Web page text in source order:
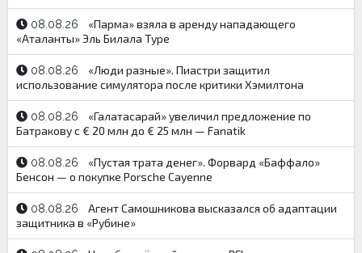
08.08.26
«Парма» взяла в аренду нападающего
«Аталанты» Эль Билала Туре
08.08.26
«Люди разные». Пиастри защитил
использование симулятора после критики Хэмилтона
08.08.26
«Галатасарай» увеличил предложение по
Батракову с € 20 млн до € 25 млн — Fanatik
08.08.26
«Пустая трата денег». Форвард «Баффало»
Бенсон — о покупке Porsche Cayenne
08.08.26
Агент Самошникова высказался об адаптации
защитника в «Рубине»